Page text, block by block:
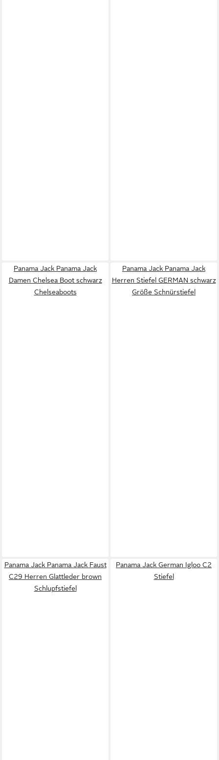
Panama Jack Panama Jack
Damen Chelsea Boot schwarz
Chelseaboots
Panama Jack Panama Jack
Herren Stiefel GERMAN schwarz
Größe Schnürstiefel
Panama Jack Panama Jack Faust
C29 Herren Glattleder brown
Schlupfstiefel
Panama Jack German Igloo C2
Stiefel